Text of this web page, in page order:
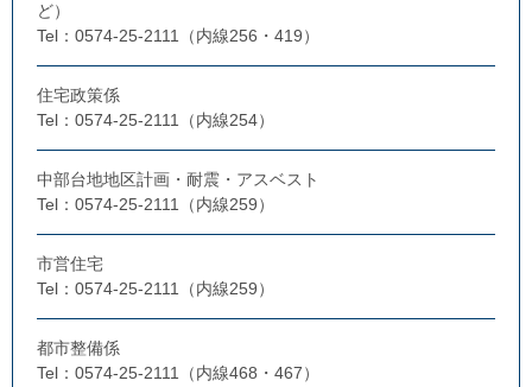
ど）
Tel：0574-25-2111（内線256・419）
住宅政策係
Tel：0574-25-2111（内線254）
中部台地地区計画・耐震・アスベスト
Tel：0574-25-2111（内線259）
市営住宅
Tel：0574-25-2111（内線259）
都市整備係
Tel：0574-25-2111（内線468・467）